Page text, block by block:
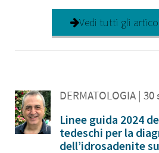
Vedi tutti gli
DERMATOLOGIA| 30
Linee guida 2024
tedeschi per la
dell’idrosadenite